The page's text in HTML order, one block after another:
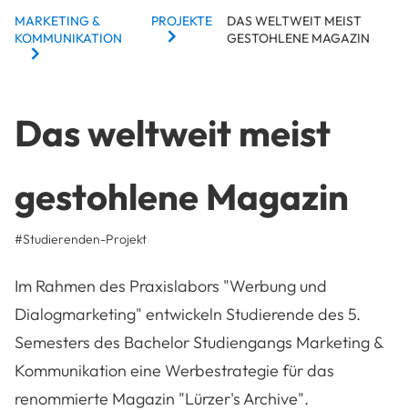
BREADCRUMBS
MARKETING &
KOMMUNIKATION
PROJEKTE
DAS WELTWEIT MEIST
GESTOHLENE MAGAZIN
Das weltweit meist
gestohlene Magazin
#Studierenden-Projekt
Im Rahmen des Praxislabors "Werbung und
Dialogmarketing" entwickeln Studierende des 5.
Semesters des Bachelor Studiengangs Marketing &
Kommunikation eine Werbestrategie für das
renommierte Magazin "Lürzer's Archive".